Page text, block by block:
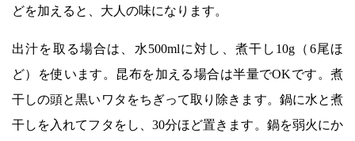
どを加えると、大人の味になります。
出汁を取る場合は、水500mlに対し、煮干し10g（6尾ほ
ど）を使います。昆布を加える場合は半量でOKです。煮
干しの頭と黒いワタをちぎって取り除きます。鍋に水と煮
干しを入れてフタをし、30分ほど置きます。鍋を弱火にか